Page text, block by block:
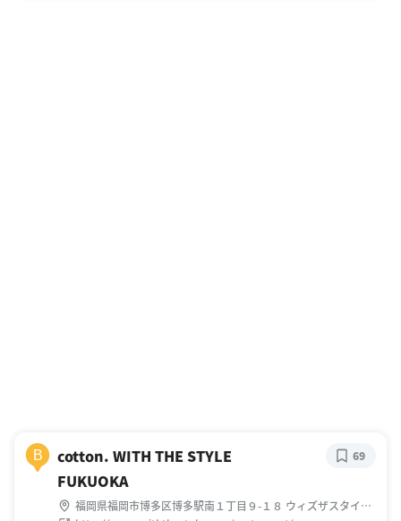
B
cotton. WITH THE STYLE
FUKUOKA
福岡県福岡市博多区博多駅南１丁目９-１８ ウィズザスタイル
69